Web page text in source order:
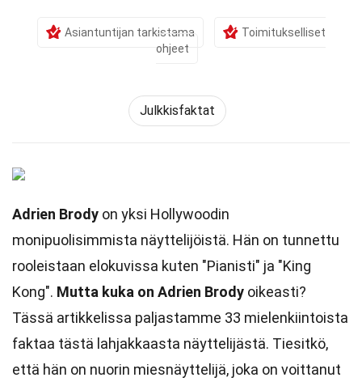
Asiantuntijan tarkistama
Toimitukselliset
ohjeet
Julkkisfaktat
Adrien Brody on yksi Hollywoodin
monipuolisimmista näyttelijöistä. Hän on tunnettu
rooleistaan elokuvissa kuten "Pianisti" ja "King
Kong". Mutta kuka on Adrien Brody oikeasti?
Tässä artikkelissa paljastamme 33 mielenkiintoista
faktaa tästä lahjakkaasta näyttelijästä. Tiesitkö,
että hän on nuorin miesnäyttelijä, joka on voittanut